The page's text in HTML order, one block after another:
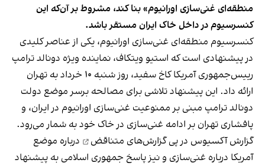
منطقه‌ای غنی‌سازی اورانیوم» بنا کند، مشروط بر آن‌که این
کنسرسیوم در داخل خاک ایران مستقر باشد.
کنسرسیوم منطقه‌ای غنی‌سازی اورانیوم، یکی از عناصر کلیدی
در پیشنهادی است که استیو ویتکاف، نماینده ویژه دونالد ترامپ
رییس‌جمهوری آمریکا کاخ سفید، روز شنبه ۱۰ خرداد به تهران
ارائه داد. این پیشنهاد تلاشی برای مصالحه برسر موضع دولت
دونالد ترامپ مبنی بر ممنوعیت غنی‌سازی اورانیوم در ایران، و
پافشاری تهران بر ادامه غنی‌سازی در خاک خود به شمار می‌رود.
گزارش آکسیوس در پیگزارش‌های متناقض
درباره موضع
آمریکا درباره غنی‌سازی و نیز پاسخ جمهوری اسلامی به پیشنهاد